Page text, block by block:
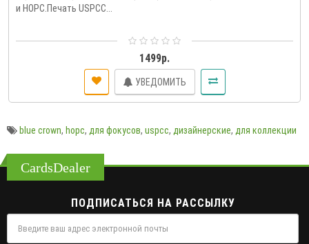
и HOPC.Печать USPCC...
1499р.
УВЕДОМИТЬ
blue crown, hopc, для фокусов, uspcc, дизайнерские, для коллекции
CardsDealer
ПОДПИСАТЬСЯ НА РАССЫЛКУ